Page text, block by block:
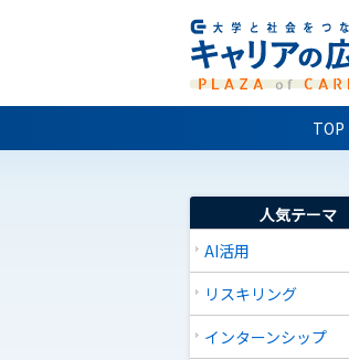
TOP
人気テーマ
AI活用
リスキリング
インターンシップ